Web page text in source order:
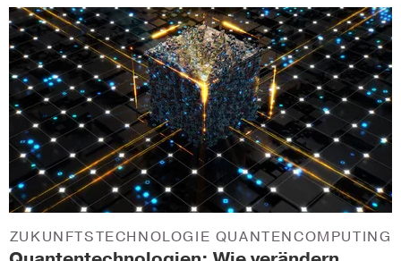
ZUKUNFTSTECHNOLOGIE QUANTENCOMPUTING